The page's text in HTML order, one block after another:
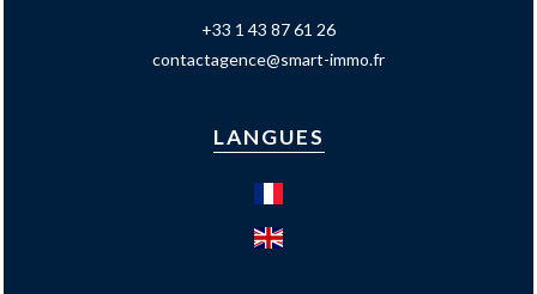
+33 1 43 87 61 26
contactagence@smart-immo.fr
LANGUES